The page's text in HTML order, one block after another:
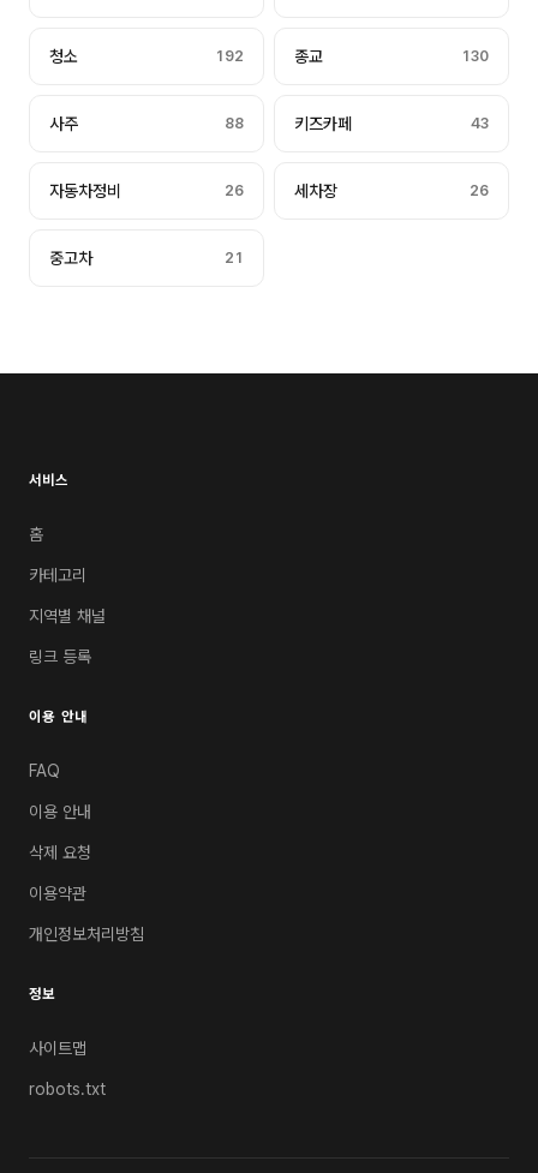
청소 192 종교 130
사주 88 키즈카페 43
자동차정비 26 세차장 26
중고차 21
서비스
홈
카테고리
지역별 채널
링크 등록
이용 안내
FAQ
이용 안내
삭제 요청
이용약관
개인정보처리방침
정보
사이트맵
robots.txt